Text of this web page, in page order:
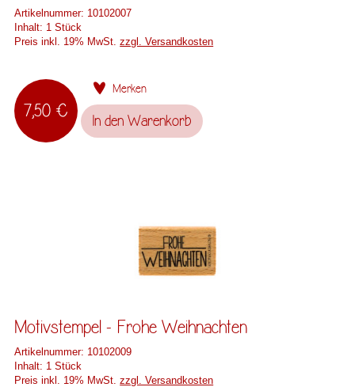
Artikelnummer: 10102007
Inhalt: 1 Stück
Preis inkl. 19% MwSt.zzgl. Versandkosten
7,50 €
Merken
In den Warenkorb
Motivstempel - Frohe Weihnachten
Artikelnummer: 10102009
Inhalt: 1 Stück
Preis inkl. 19% MwSt.zzgl. Versandkosten